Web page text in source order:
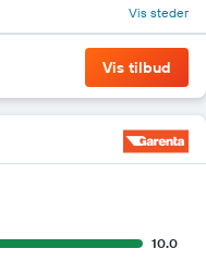
Vis steder
Vis tilbud
10.0